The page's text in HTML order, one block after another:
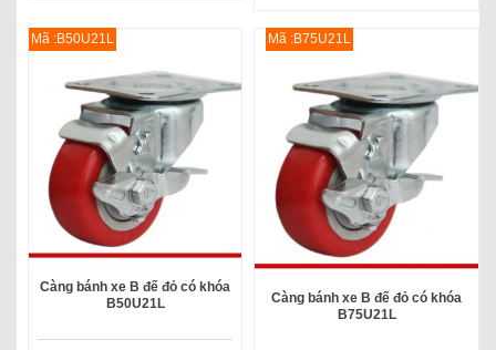
Mã :B50U21L
Càng bánh xe B đế đỏ có khóa
B50U21L
Mã :B75U21L
Càng bánh xe B đế đỏ có khóa
B75U21L